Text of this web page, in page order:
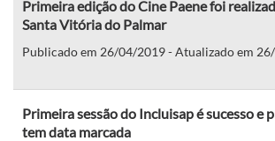
Primeira edição do Cine Paene foi
Santa Vitória do Palmar
Publicado em 26/04/2019 - Atualizado em
Primeira sessão do Incluisap é sucesso e
tem data marcada